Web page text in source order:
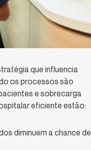
que influencia
os processos são
e sobrecarga
eficiente estão:
diminuem a chance de